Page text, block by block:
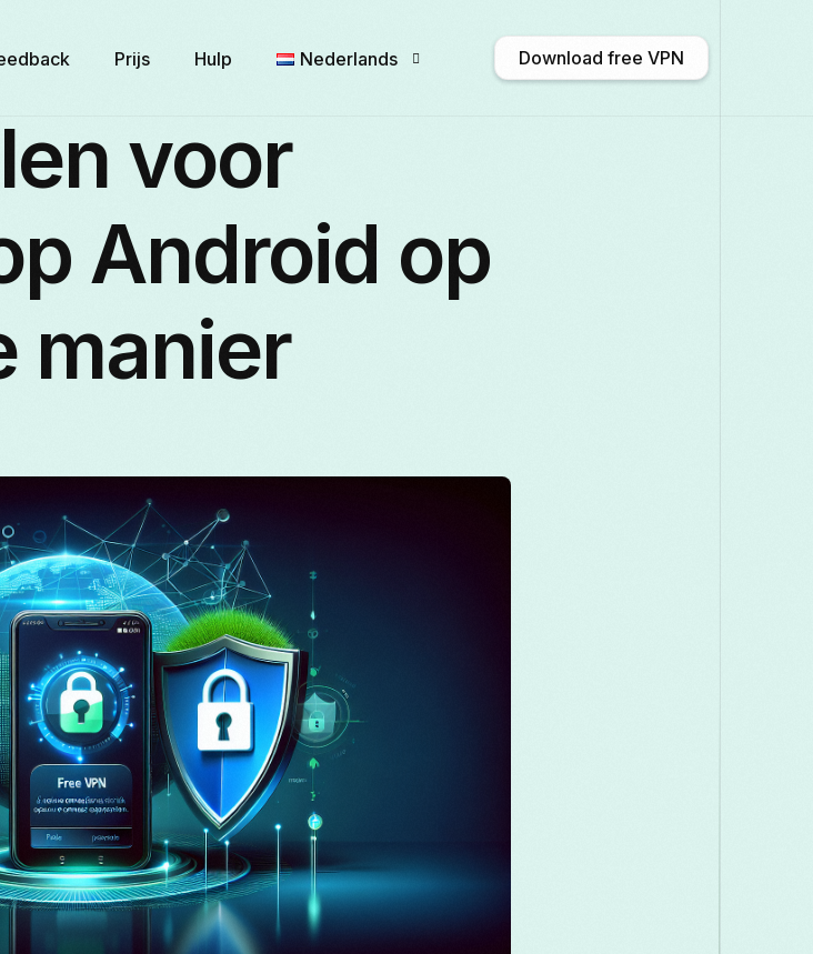
Prijs Hulp Nederlands
Български ဗမာစာ
Română
తెలుగు
Download free VPN
voor
Android op
manier